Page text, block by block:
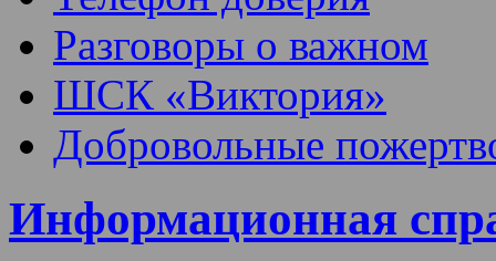
Разговоры о важном
ШСК «Виктория»
Добровольные
Информационная